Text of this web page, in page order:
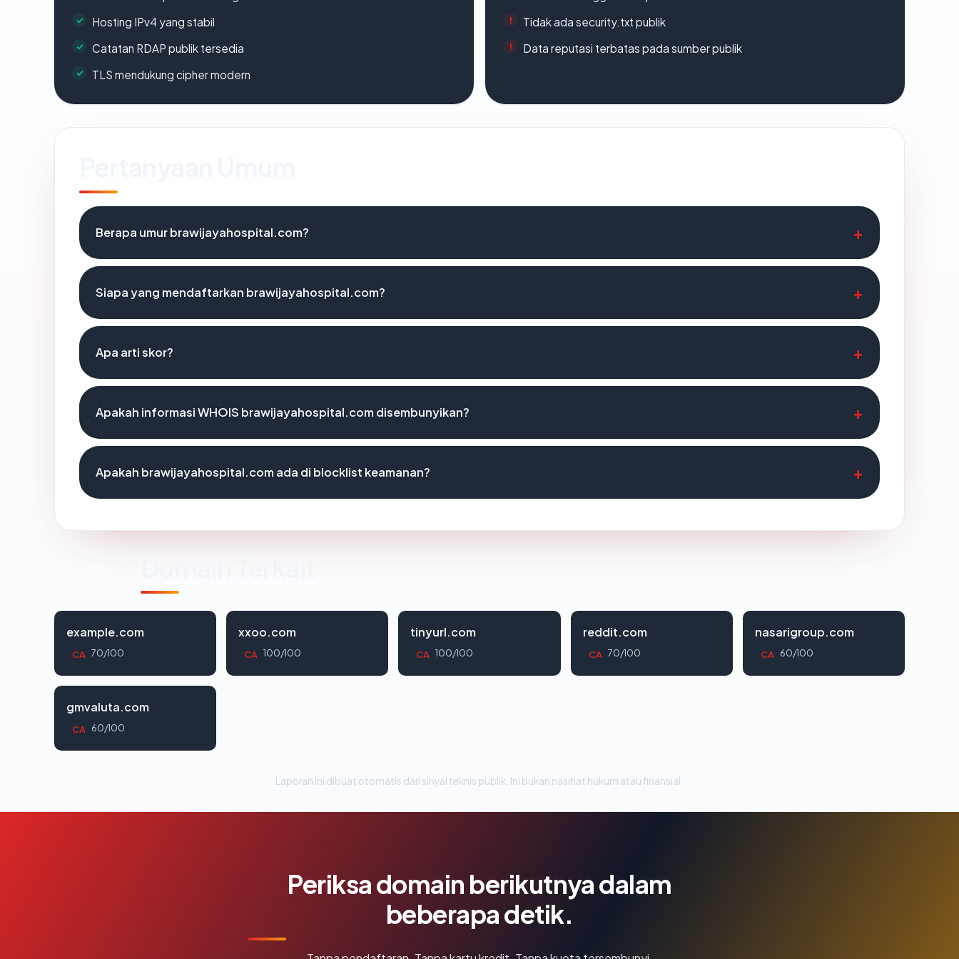
Hosting IPv4 yang stabil
Catatan RDAP publik tersedia
TLS mendukung cipher modern
Tidak ada security.txt publik
Data reputasi terbatas pada sumber publik
Berapa umur brawijayahospital.com?
Siapa yang mendaftarkan brawijayahospital.com?
Apa arti skor?
Apakah informasi WHOIS brawijayahospital.com disembunyikan?
Apakah brawijayahospital.com ada di blocklist keamanan?
example.com
CA 70/100
xxoo.com
CA 100/100
tinyurl.com
CA 100/100
reddit.com
CA 70/100
nasarigroup.com
CA 60/100
gmvaluta.com
CA 60/100
Laporan ini dibuat otomatis dari sinyal teknis publik. Ini bukan nasihat hukum atau finansial.
Periksa domain berikutnya dalam
beberapa detik.